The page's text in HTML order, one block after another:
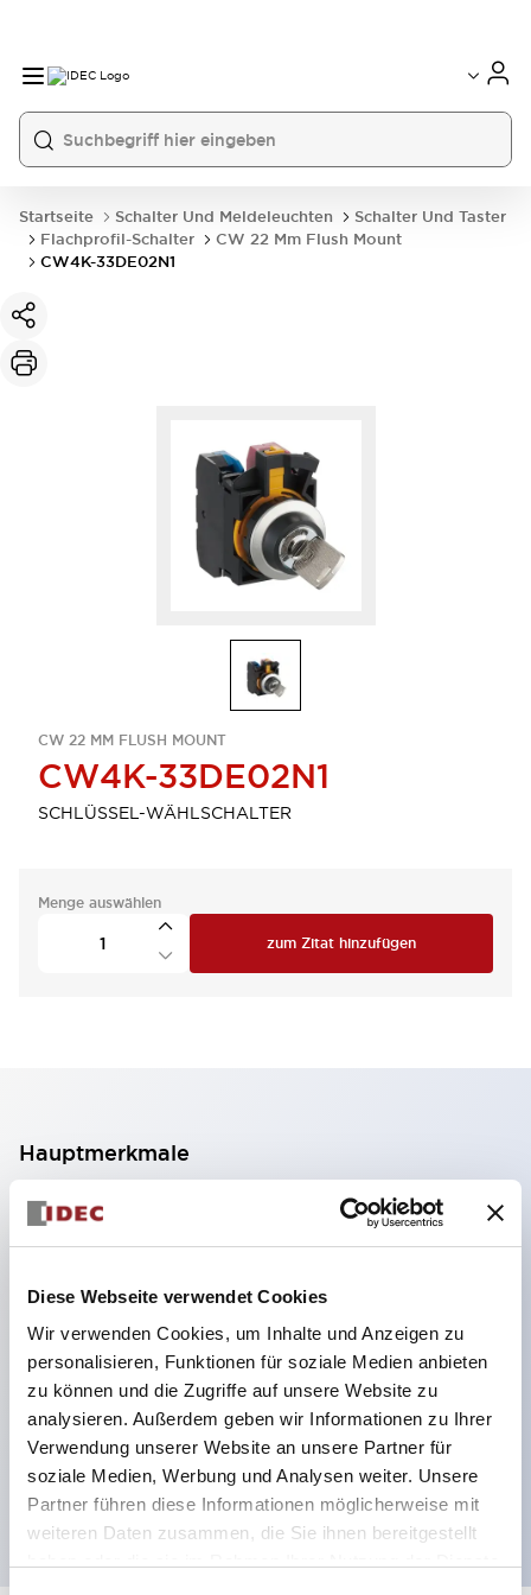
Diese Webseite verwendet Cookies
Wir verwenden Cookies, um Inhalte und Anzeigen zu
personalisieren, Funktionen für soziale Medien anbieten
zu können und die Zugriffe auf unsere Website zu
analysieren. Außerdem geben wir Informationen zu Ihrer
Verwendung unserer Website an unsere Partner für
soziale Medien, Werbung und Analysen weiter. Unsere
Partner führen diese Informationen möglicherweise mit
weiteren Daten zusammen, die Sie ihnen bereitgestellt
Startseite Schalter Und Meldeleuchten
Schalter Und Taster
Flachprofil-Schalter
CW 22 Mm Flush Mount
CW4K-33DE02N1
CW 22 MM FLUSH MOUNT
CW4K-33DE02N1
SCHLÜSSEL-WÄHLSCHALTER
Menge auswählen
zum Zitat hinzufügen
Hauptmerkmale
2-Kontakt-Block mit 2 Stufen, ermöglicht eine 4-
Kontakt-Konfiguration (Gewährleistung der
Isolierung zwischen den 2 Kontakten).
59,9 mm (※ 22-stufiger Kontaktblock).
Platzsparendes Design möglich.
Sicherheitsstruktur der 3. Generation: 2-Aktions-
Freisetzung, integrierter Schutz, IP20-
Fingerschutzstruktur